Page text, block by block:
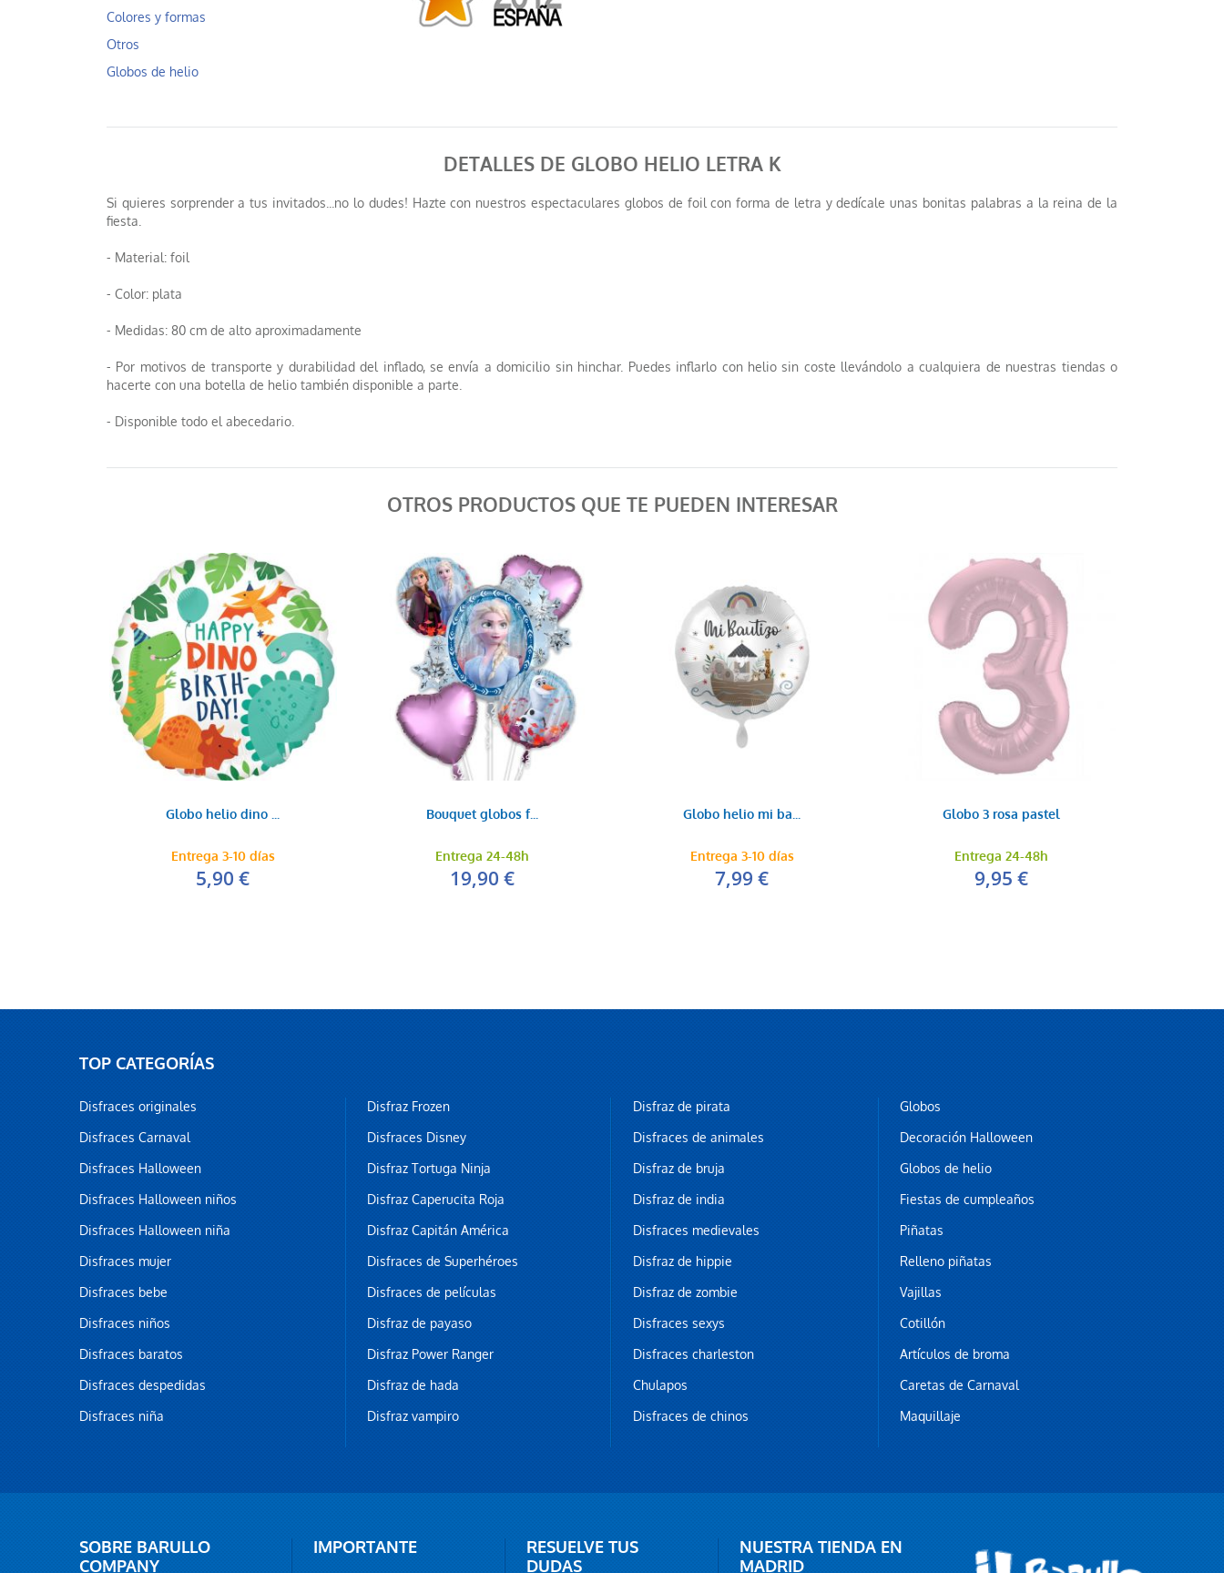
Globo helio letra r
9,95 €
AÑADIR AL CARRITO
Globo helio letra O
9,95 €
Colores y formas
Otros
Globos de helio
DETALLES DE GLOBO HELIO LETRA K
Si quieres sorprender a tus invitados...no lo dudes! Hazte con nuestros espectaculares globos de foil con forma de letra y dedícale unas bonitas palabras a la reina de la
fiesta.
- Material: foil
- Color: plata
- Medidas: 80 cm de alto aproximadamente
- Por motivos de transporte y durabilidad del inflado, se envía a domicilio sin hinchar. Puedes inflarlo con helio sin coste llevándolo a cualquiera de nuestras tiendas o
hacerte con una botella de helio también disponible a parte.
- Disponible todo el abecedario.
OTROS PRODUCTOS QUE TE PUEDEN INTERESAR
Globo helio dino ...
Entrega 3-10 días
5,90 €
Bouquet globos f...
Entrega 24-48h
19,90 €
Globo helio mi ba...
Entrega 3-10 días
7,99 €
Globo 3 rosa pastel
Entrega 24-48h
9,95 €
TOP CATEGORÍAS
Disfraces originales
Disfraces Carnaval
Disfraces Halloween
Disfraces Halloween niños
Disfraces Halloween niña
Disfraces mujer
Disfraces bebe
Disfraces niños
Disfraces baratos
Disfraces despedidas
Disfraces niña
Disfraz Frozen
Disfraces Disney
Disfraz Tortuga Ninja
Disfraz Caperucita Roja
Disfraz Capitán América
Disfraces de Superhéroes
Disfraces de películas
Disfraz de payaso
Disfraz Power Ranger
Disfraz de hada
Disfraz vampiro
Disfraz de pirata
Disfraces de animales
Disfraz de bruja
Disfraz de india
Disfraces medievales
Disfraz de hippie
Disfraz de zombie
Disfraces sexys
Disfraces charleston
Chulapos
Disfraces de chinos
Globos
Decoración Halloween
Globos de helio
Fiestas de cumpleaños
Piñatas
Relleno piñatas
Vajillas
Cotillón
Artículos de broma
Caretas de Carnaval
Maquillaje
SOBRE BARULLO
COMPANY
IMPORTANTE
RESUELVE TUS
DUDAS
NUESTRA TIENDA EN
MADRID